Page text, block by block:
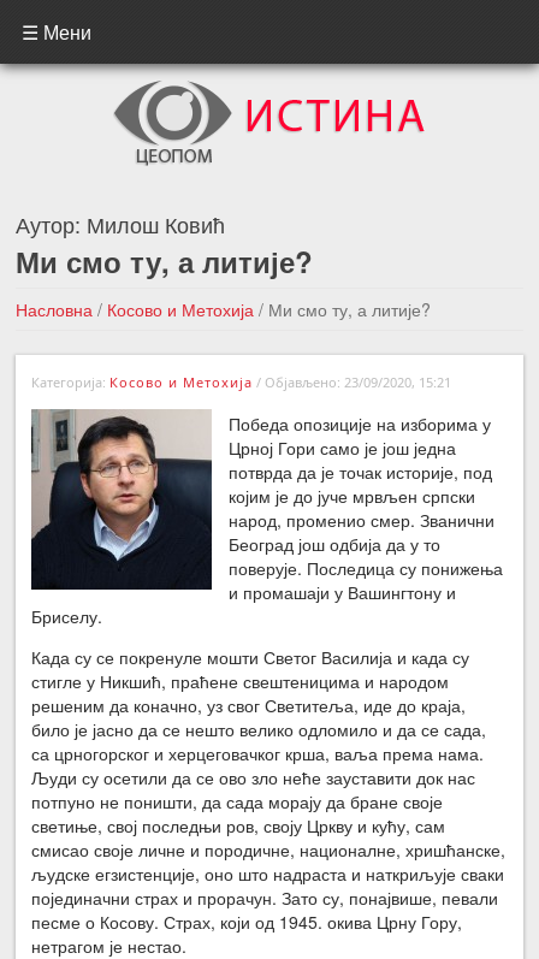
☰ Мени
Аутор: Милош Ковић
Ми смо ту, а литије?
Насловна / Косово и Метохија / Ми смо ту, а литије?
←Претходна вест
Следећа вест →
Категорија: Косово и Метохија / Објављено: 23/09/2020, 15:21
Победа опозиције на изборима у
Црној Гори само је још једна
потврда да је точак историје, под
којим је до јуче мрвљен српски
народ, променио смер. Званични
Београд још одбија да у то
поверује. Последица су понижења
и промашаји у Вашингтону и
Бриселу.
Када су се покренуле мошти Светог Василија и када су
стигле у Никшић, праћене свештеницима и народом
решеним да коначно, уз свог Светитеља, иде до краја,
било је јасно да се нешто велико одломило и да се сада,
са црногорског и херцеговачког крша, ваља према нама.
Људи су осетили да се ово зло неће зауставити док нас
потпуно не поништи, да сада морају да бране своје
светиње, свој последњи ров, своју Цркву и кућу, сам
смисао своје личне и породичне, националне, хришћанске,
људске егзистенције, оно што надраста и наткриљује сваки
појединачни страх и прорачун. Зато су, понајвише, певали
песме о Косову. Страх, који од 1945. окива Црну Гору,
нетрагом је нестао.